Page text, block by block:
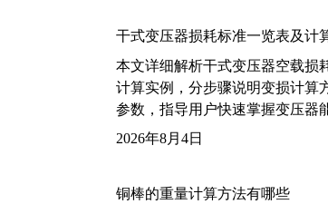
干式变压器损耗标准一览表及计
本文详细解析干式变压器空载损
计算实例，分步骤说明变损计算
参数，指导用户快速掌握变压器
2026年8月4日
铜棒的重量计算方法有哪些